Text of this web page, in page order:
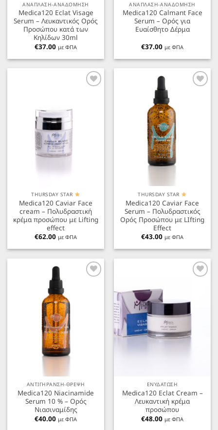
ΑΝΑΠΛΑΣΗ-ΑΝΑΔΟΜΗΣΗ
Medica120 Eclat Visage
Serum – Λευκαντικός Ορός
Προσώπου κατά των
Κηλίδων 30ml
€37.00 με ΦΠΑ
ΑΝΑΠΛΑΣΗ-ΑΝΑΔΟΜΗΣΗ
Medica120 Calmant Face
Serum – Ορός για
Ευαίσθητο Δέρμα
€37.00 με ΦΠΑ
Προσθήκη
THURSDAY STAR
Medica120 Caviar Face
cream – Πολυδραστική
κρέμα προσώπου με Lifting
effect
€62.00 με ΦΠΑ
Προσθήκη
THURSDAY STAR
Medica120 Caviar Face
Serum – Πολυδραστικός
Ορός Προσώπου με LIfting
Effect
€43.00 με ΦΠΑ
Προσθήκη
ΑΝΤΙΓΗΡΑΝΣΗ-ΘΡΕΨΗ
Medica120 Niacinamide
Serum 10 % – Ορός
Νιασιναμίδης
€40.00 με ΦΠΑ
Προσθήκη
ΕΝΥΔΑΤΩΣΗ
Medica120 Eclat Cream –
Λευκαντική κρέμα
προσώπου
€48.00 με ΦΠΑ